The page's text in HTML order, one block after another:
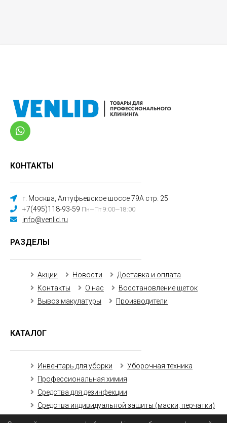
КОНТАКТЫ
г. Москва, Алтуфьевское шоссе 79А стр. 25
+7(495)118-93-59 Пн—Пт 9:00—18:00
info@venlid.ru
РАЗДЕЛЫ
Акции Новости
Доставка и оплата
Контакты
О нас
Восстановление щеток
Вывоз макулатуры
Производители
КАТАЛОГ
Инвентарь для уборки
Уборочная техника
Профессиональная химия
Средства для дезинфекции
Средства индивидуальной защиты (маски, перчатки)